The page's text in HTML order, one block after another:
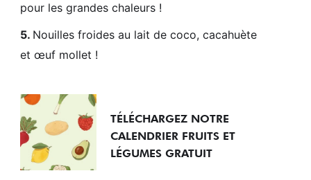
pour les grandes chaleurs !
Nouilles froides au lait de coco, cacahuète
et œuf mollet !
TÉLÉCHARGEZ NOTRE
CALENDRIER FRUITS ET
LÉGUMES GRATUIT